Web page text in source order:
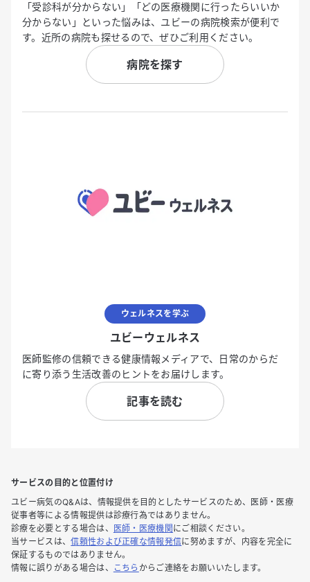
「受診科が分からない」「どの医療機関に行ったらいいか
分からない」といった悩みは、ユビーの病院検索が便利で
す。近所の病院も探せるので、ぜひご利用ください。
病院を探す
ウェルネスを学ぶ
ユビーウェルネス
医師監修の信頼できる健康情報メディアで、日常のからだ
に寄り添う生活改善のヒントをお届けします。
記事を読む
サービスの目的と位置付け
ユビー病気のQ&Aは、情報提供を目的としたサービスのため、医師・医療
従事者等による情報提供は診療行為ではありません。
診療を必要とする場合は、
医師・医療機関 にご相談ください。
当サービスは、信頼性および正確な情報発信に努めますが、内容を完全に
保証するものではありません。
情報に誤りがある場合は、
こちら からご連絡をお願いいたします。